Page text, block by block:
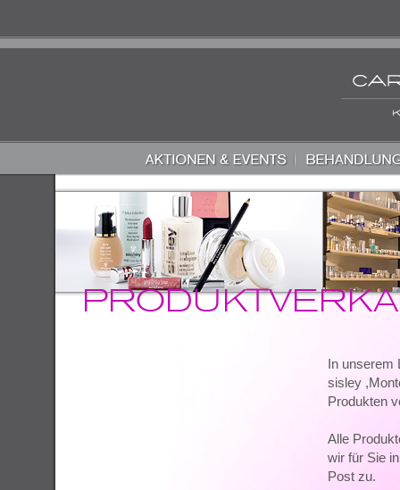
In unserem
sisley
Produkten
Alle
wir für Sie
Post zu.